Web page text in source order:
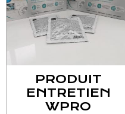
PRODUIT
ENTRETIEN
WPRO